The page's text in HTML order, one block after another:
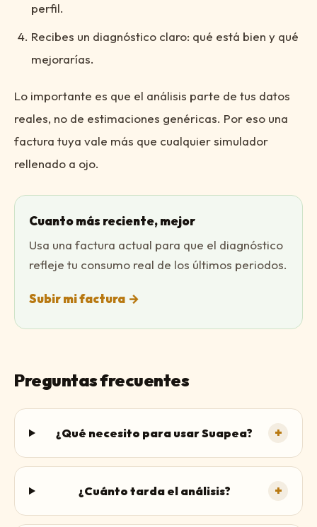
perfil.
Recibes un diagnóstico claro: qué está bien y qué
mejorarías.
Lo importante es que el análisis parte de tus datos
reales, no de estimaciones genéricas. Por eso una
factura tuya vale más que cualquier simulador
rellenado a ojo.
Cuanto más reciente, mejor
Usa una factura actual para que el diagnóstico
refleje tu consumo real de los últimos periodos.
Subir mi factura →
Preguntas frecuentes
¿Qué necesito para usar Suapea? +
¿Cuánto tarda el análisis? +